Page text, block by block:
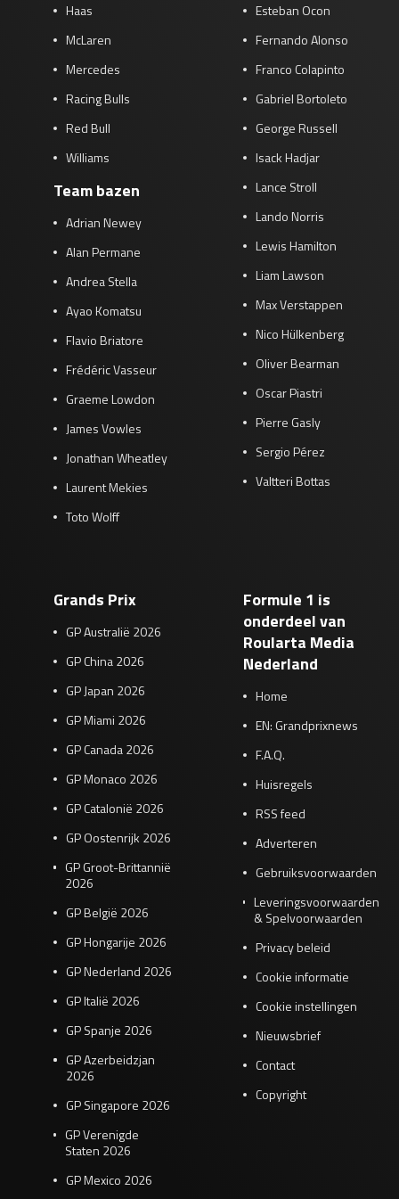
Haas
McLaren
Mercedes
Racing Bulls
Red Bull
Williams
Team bazen
Adrian Newey
Alan Permane
Andrea Stella
Ayao Komatsu
Flavio Briatore
Frédéric Vasseur
Graeme Lowdon
James Vowles
Jonathan Wheatley
Laurent Mekies
Toto Wolff
Esteban Ocon
Fernando Alonso
Franco Colapinto
Gabriel Bortoleto
George Russell
Isack Hadjar
Lance Stroll
Lando Norris
Lewis Hamilton
Liam Lawson
Max Verstappen
Nico Hülkenberg
Oliver Bearman
Oscar Piastri
Pierre Gasly
Sergio Pérez
Valtteri Bottas
Grands Prix
GP Australië 2026
GP China 2026
GP Japan 2026
GP Miami 2026
GP Canada 2026
GP Monaco 2026
GP Catalonië 2026
GP Oostenrijk 2026
GP Groot-Brittannië
2026
GP België 2026
GP Hongarije 2026
GP Nederland 2026
GP Italië 2026
GP Spanje 2026
GP Azerbeidzjan
2026
GP Singapore 2026
GP Verenigde
Staten 2026
GP Mexico 2026
Formule 1 is
onderdeel van
Roularta Media
Nederland
Home
EN: Grandprixnews
F.A.Q.
Huisregels
RSS feed
Adverteren
Gebruiksvoorwaarden
Leveringsvoorwaarden
& Spelvoorwaarden
Privacy beleid
Cookie informatie
Cookie instellingen
Nieuwsbrief
Contact
Copyright